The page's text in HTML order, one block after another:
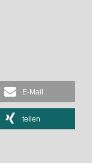
E-Mail
teilen